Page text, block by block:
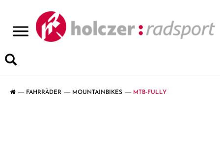
FAHRRÄDER MOUNTAINBIKES MTB-FULLY